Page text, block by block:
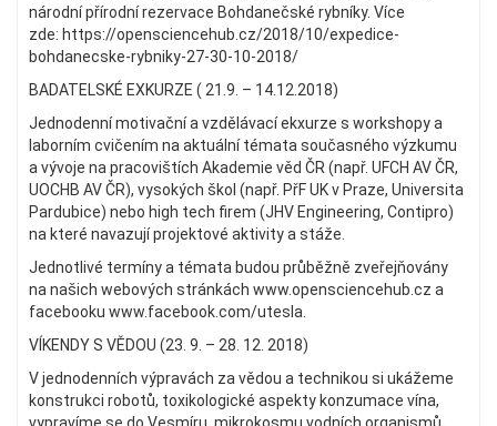
národní přírodní rezervace Bohdanečské rybníky. Více
zde: https://opensciencehub.cz/2018/10/expedice-
bohdanecske-rybniky-27-30-10-2018/
BADATELSKÉ EXKURZE ( 21.9. – 14.12.2018)
Jednodenní motivační a vzdělávací ekxurze s workshopy a
laborním cvičením na aktuální témata současného výzkumu
a vývoje na pracovištích Akademie věd ČR (např. UFCH AV ČR,
UOCHB AV ČR), vysokých škol (např. PřF UK v Praze, Universita
Pardubice) nebo high tech firem (JHV Engineering, Contipro)
na které navazují projektové aktivity a stáže.
Jednotlivé termíny a témata budou průběžně zveřejňovány
na našich webových stránkách www.opensciencehub.cz a
facebooku www.facebook.com/utesla.
VÍKENDY S VĚDOU (23. 9. – 28. 12. 2018)
V jednodenních výpravách za vědou a technikou si ukážeme
konstrukci robotů, toxikologické aspekty konzumace vína,